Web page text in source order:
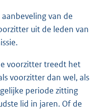
van de
uit de leden van
voorzitter treedt het
voorzitter dan wel, als
periode zitting
lid in jaren. Of de